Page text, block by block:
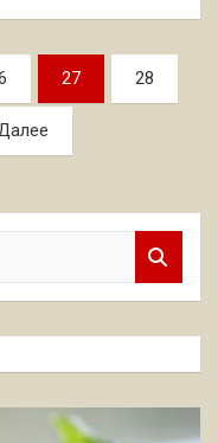
27 28